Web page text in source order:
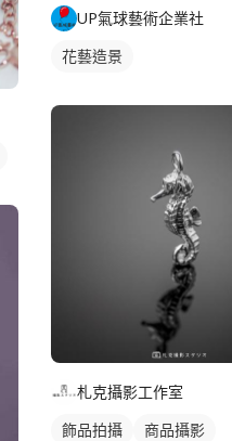
UP氣球藝術企業社
花藝造景
札克攝影工作室
飾品拍攝 商品攝影